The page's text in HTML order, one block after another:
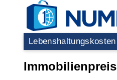
Lebenshaltungskosten